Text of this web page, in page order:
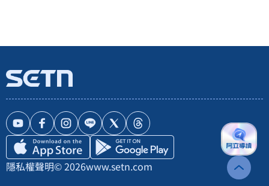
隱私權聲明© 2026www.setn.com